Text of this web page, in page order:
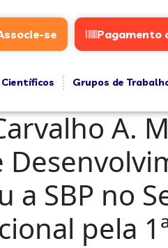
se Pagamento
Grupos de
A.
a SBP no
pela